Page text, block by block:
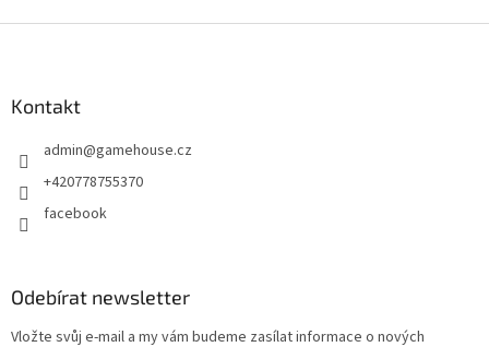
Kontakt
admin@gamehouse.cz
+420778755370
facebook
Odebírat newsletter
Vložte svůj e-mail a my vám budeme zasílat informace o nových